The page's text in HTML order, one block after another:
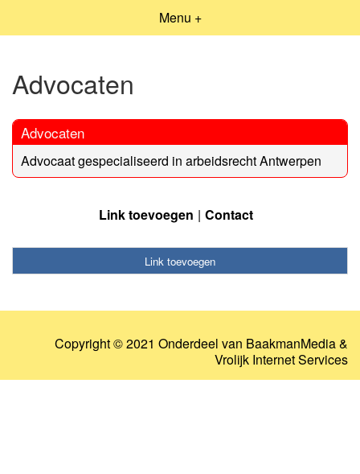
Menu +
Advocaten
Advocaten
Advocaat gespecialiseerd in arbeidsrecht Antwerpen
Link toevoegen Contact
Link toevoegen
Copyright © 2021 Onderdeel van BaakmanMedia&
Vrolijk Internet Services